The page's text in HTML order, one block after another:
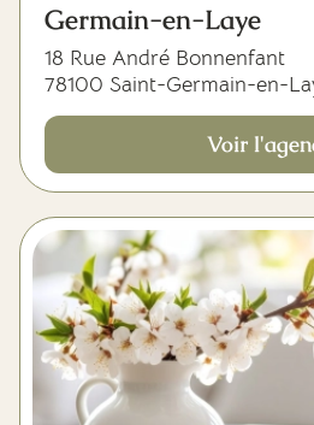
Germain-en-Laye
18 Rue André Bonnenfant
78100 Saint-Germain-en-
Voir